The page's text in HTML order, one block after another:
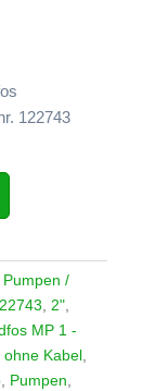
€.
122743
Pumpen /
, 2",
MP 1 -
ohne Kabel,
, Pumpen,